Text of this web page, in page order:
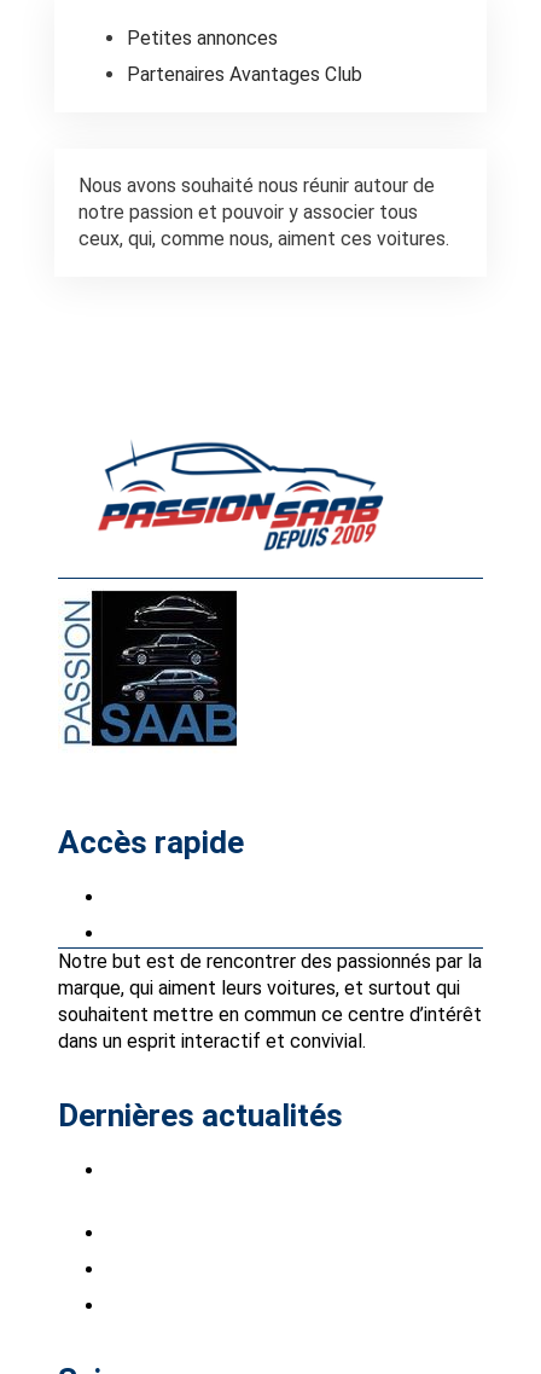
Petites annonces
Partenaires Avantages Club
Nous avons souhaité nous réunir autour de
notre passion et pouvoir y associer tous
ceux, qui, comme nous, aiment ces voitures.
Accès rapide
Notre but est de rencontrer des passionnés par la
marque, qui aiment leurs voitures, et surtout qui
souhaitent mettre en commun ce centre d’intérêt
dans un esprit interactif et convivial.
Dernières actualités